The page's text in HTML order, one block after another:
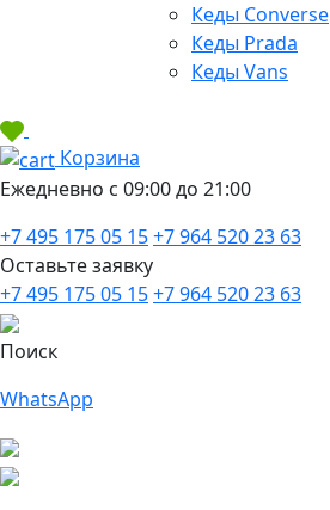
Кеды Converse
Кеды Prada
Кеды Vans
Корзина
Ежедневно с 09:00 до 21:00
+7 495 175 05 15+7 964 520 23 63
Оставьте заявку
+7 495 175 05 15+7 964 520 23 63
Поиск
WhatsApp